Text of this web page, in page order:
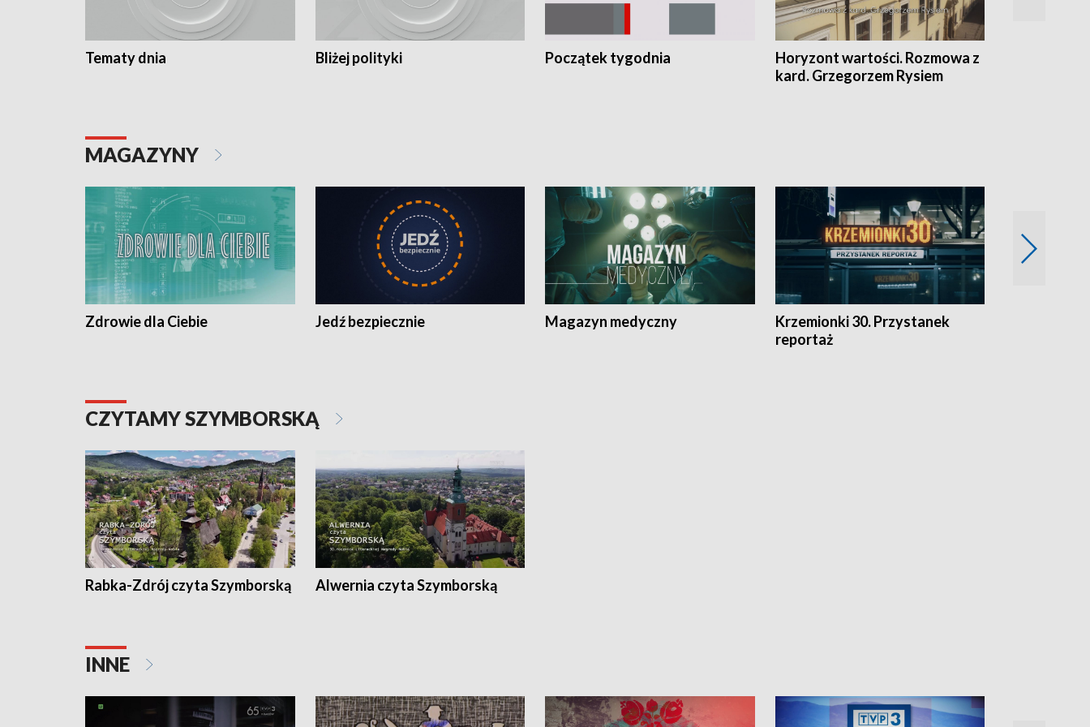
Tematy dnia Bliżej polityki Początek tygodnia
Horyzont wartości. Rozmowa z
kard. Grzegorzem Rysiem
MAGAZYNY
Zdrowie dla Ciebie Jedź bezpiecznie Magazyn medyczny
Krzemionki 30. Przystanek
reportaż
CZYTAMY SZYMBORSKĄ
Rabka-Zdrój czyta Szymborską Alwernia czyta Szymborską
INNE